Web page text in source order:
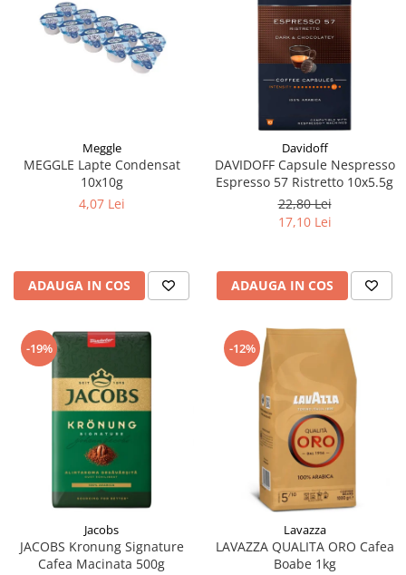
Meggle
MEGGLE Lapte Condensat
10x10g
4,07 Lei
ADAUGA IN COS
Davidoff
DAVIDOFF Capsule Nespresso
Espresso 57 Ristretto 10x5.5g
22,80 Lei
17,10 Lei
ADAUGA IN COS
-19%
Jacobs
JACOBS Kronung Signature
Cafea Macinata 500g
-12%
Lavazza
LAVAZZA QUALITA ORO Cafea
Boabe 1kg